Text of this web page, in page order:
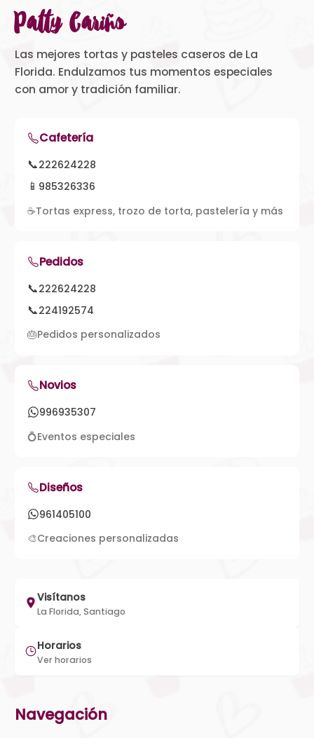
Patty Cariño
Las mejores tortas y pasteles caseros de La
Florida. Endulzamos tus momentos especiales
con amor y tradición familiar.
Cafetería
📞222624228
📱 985326336
☕Tortas express, trozo de torta, pastelería y más
Pedidos
📞222624228
📞224192574
🎂Pedidos personalizados
Novios
996935307
💍Eventos especiales
Diseños
961405100
🎨Creaciones personalizadas
Visítanos
La Florida, Santiago
Horarios
Ver horarios
Navegación